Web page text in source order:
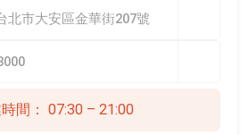
北市大安區金華街207號
間： 07:30 – 21:00